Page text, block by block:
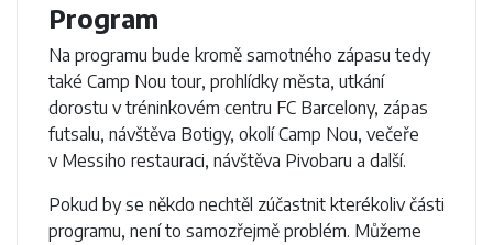
Program
Na programu bude kromě samotného zápasu tedy
také Camp Nou tour, prohlídky města, utkání
dorostu v tréninkovém centru FC Barcelony, zápas
futsalu, návštěva Botigy, okolí Camp Nou, večeře
v Messiho restauraci, návštěva Pivobaru a další.
Pokud by se někdo nechtěl zúčastnit kterékoliv části
programu, není to samozřejmě problém. Můžeme